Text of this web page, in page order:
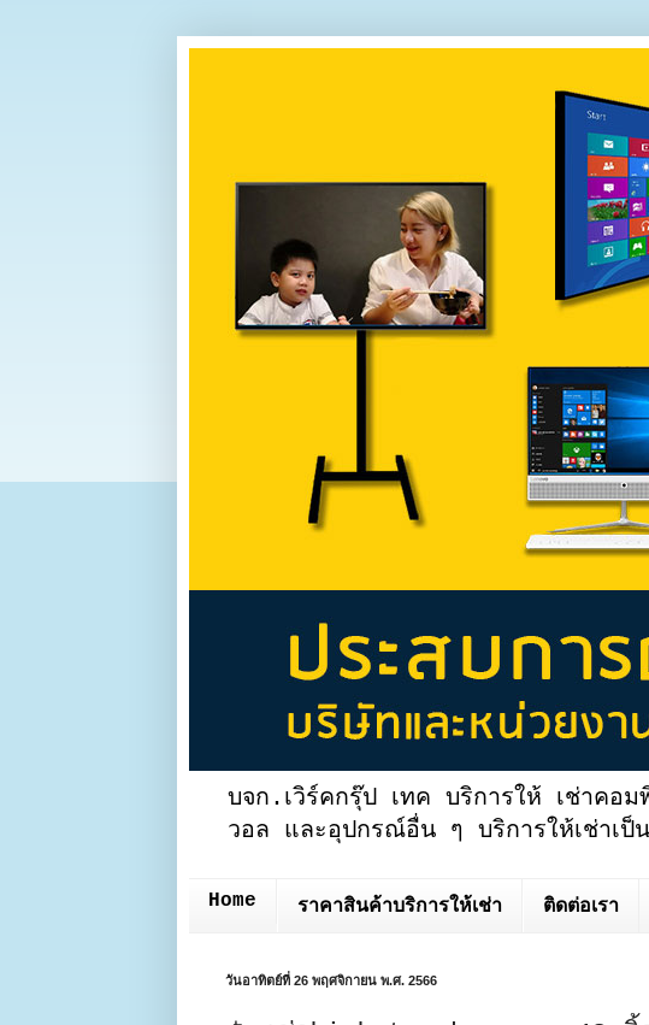
บจก.เวิร์คกรุ๊ป เทค บริการให้ เช่าคอ
วอล และอุปกรณ์อื่น ๆ บริการให้เช่าเป็
Home ราคาสินค้าบริการให้เช่า ติดต่อเรา
วันอาทิตย์ที่ 26 พฤศจิกายน พ.ศ. 2566